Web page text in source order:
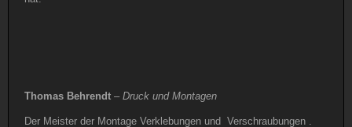
Thomas Behrendt – Druck und Montagen
Der Meister der Montage Verklebungen und Verschraubungen .